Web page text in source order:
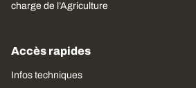
charge de l’Agriculture
Accès rapides
Infos techniques